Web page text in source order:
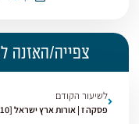
צפייה/האזנה
לשיעור הקודם